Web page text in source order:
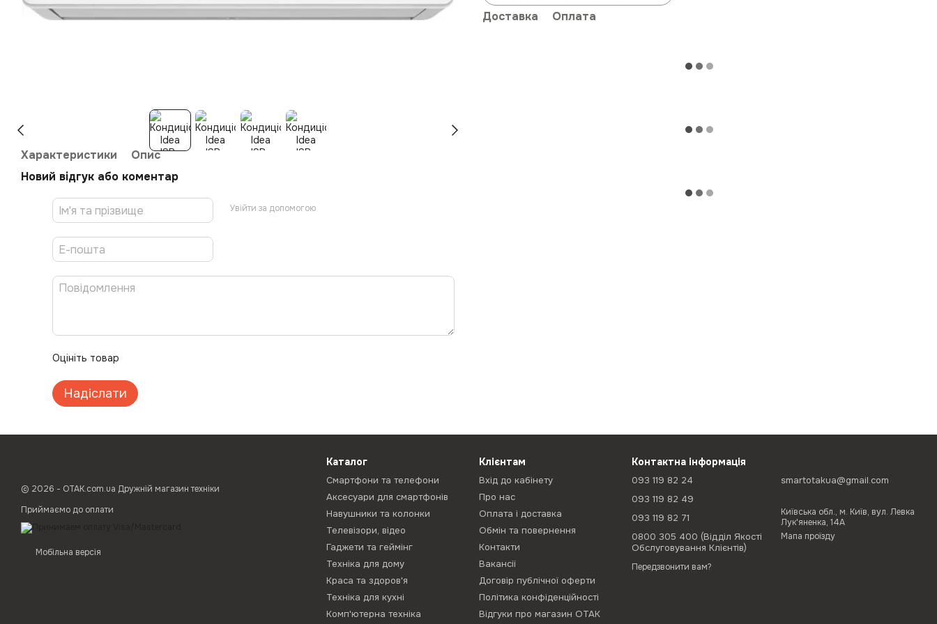
Характеристики
Опис
Новий відгук або коментар
Увійти за допомогою
Оцініть товар
Надіслати
Доставка Оплата
© 2026 - ОТАК.com.ua Дружній магазин техніки
Приймаємо до оплати
Мобільна версія
Каталог
Смартфони та телефони
Аксесуари для смартфонів
Навушники та колонки
Телевізори, відео
Гаджети та геймінг
Техніка для дому
Краса та здоров'я
Техніка для кухні
Комп'ютерна техніка
Клієнтам
Вхід до кабінету
Про нас
Оплата і доставка
Обмін та повернення
Контакти
Вакансії
Договір публічної оферти
Політика конфіденційності
Відгуки про магазин ОТАК
Контактна інформація
093 119 82 24
093 119 82 49
093 119 82 71
0800 305 400 (Відділ Якості
Обслуговування Клієнтів)
Передзвонити вам?
smartotakua@gmail.com
Київська обл., м. Київ, вул. Левка
Лук'яненка, 14А
Мапа проїзду